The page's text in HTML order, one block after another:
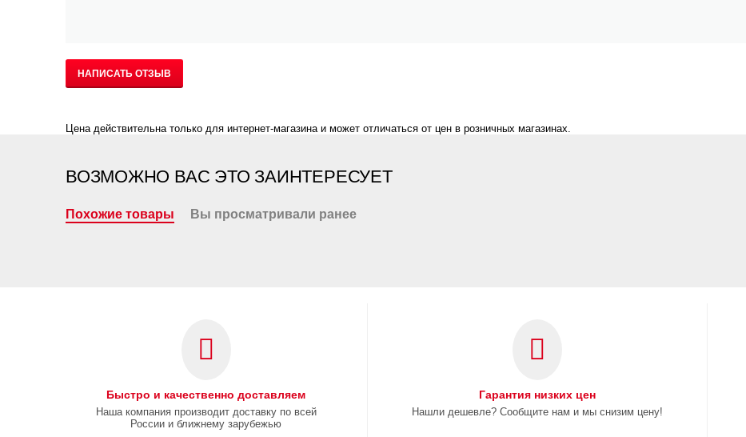
НАПИСАТЬ ОТЗЫВ
Цена действительна только для интернет-магазина и может отличаться от цен в розничных магазинах.
ВОЗМОЖНО ВАС ЭТО ЗАИНТЕРЕСУЕТ
Похожие товары Вы просматривали ранее
Быстро и качественно доставляем
Наша компания производит доставку по всей
России и ближнему зарубежью
Гарантия низких цен
Нашли дешевле? Сообщите нам и мы снизим цену!